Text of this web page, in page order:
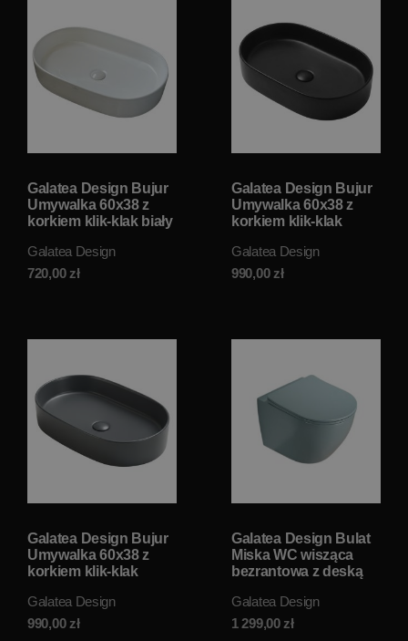
Galatea Design Bujur
Umywalka 60x38 z
korkiem klik-klak biały
GD78330DTWH W
MAGAZYNIE!!
Galatea Design
720,00zł
Galatea Design Bujur
Umywalka 60x38 z
korkiem klik-klak
GD78330DTMB W
MAGAZYNIE!!
Galatea Design
990,00zł
Galatea Design Bujur
Umywalka 60x38 z
korkiem klik-klak
GD78330DTMDH W
MAGAZYNIE!!
Galatea Design
990,00zł
Galatea Design Bulat
Miska WC wisząca
bezrantowa z deską
49x37 cm Aqua green
matt/aloe mat
Galatea Design
1 299,00zł